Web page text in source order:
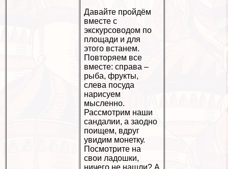
Давайте пройдём
вместе с
экскурсоводом по
площади и для
этого встанем.
Повторяем все
вместе: справа –
рыба, фрукты,
слева посуда
нарисуем
мысленно.
Рассмотрим наши
сандалии, а заодно
поищем, вдруг
увидим монетку.
Посмотрите на
свои ладошки,